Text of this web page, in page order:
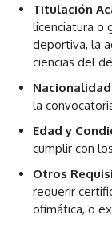
Titulación
licenciatura o
deportiva, la
ciencias del
la
Edad y
cumplir con
Otros
requerir
ofimática, o